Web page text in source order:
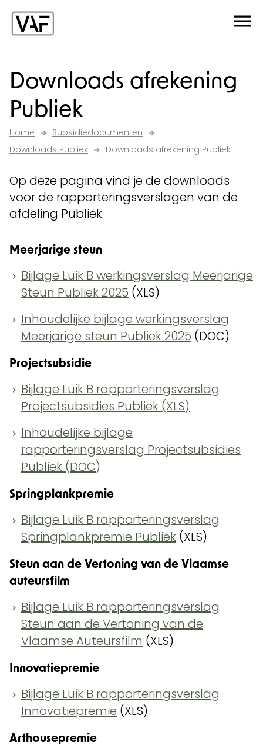
Ga verder naar de inhoud
Downloads afrekening
Publiek
Home
Subsidiedocumenten
Downloads Publiek
Downloads afrekening Publiek
Op deze pagina vind je de downloads
voor de rapporteringsverslagen van de
afdeling Publiek.
Meerjarige steun
Bijlage Luik B werkingsverslag Meerjarige
Steun Publiek 2025 (XLS)
Inhoudelijke bijlage werkingsverslag
Meerjarige steun Publiek 2025 (DOC)
Projectsubsidie
Bijlage Luik B rapporteringsverslag
Projectsubsidies Publiek (XLS)
Inhoudelijke bijlage
rapporteringsverslag Projectsubsidies
Publiek (DOC)
Springplankpremie
Bijlage Luik B rapporteringsverslag
Springplankpremie Publiek (XLS)
Steun aan de Vertoning van de Vlaamse
auteursfilm
Bijlage Luik B rapporteringsverslag
Steun aan de Vertoning van de
Vlaamse Auteursfilm (XLS)
Innovatiepremie
Bijlage Luik B rapporteringsverslag
Innovatiepremie (XLS)
Arthousepremie